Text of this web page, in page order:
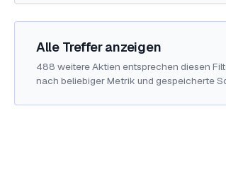
Alle Treffer anzeigen
488 weitere Aktien entsprechen diesen
nach beliebiger Metrik und gespeicherte